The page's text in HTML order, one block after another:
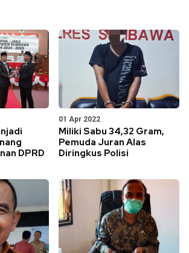
DPRD
01 Apr 2022
Miliki Sabu 34,32 Gram,
Pemuda Juran Alas
Diringkus Polisi